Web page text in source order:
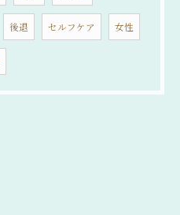
後退 セルフケア 女性